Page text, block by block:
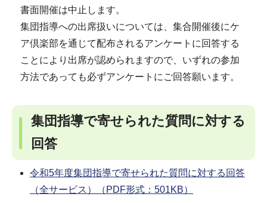
書面開催は中止します。
集団指導への出席扱いについては、集合開催後にケ
ア倶楽部を通じて配布されるアンケートに回答する
ことにより出席が認められますので、いずれの参加
方法であっても必ずアンケートにご回答願います。
集団指導で寄せられた質問に対する
回答
令和5年度集団指導で寄せられた質問に対する回答
（全サービス）（PDF形式：501KB）